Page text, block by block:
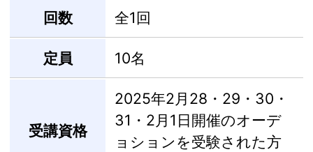
回数 全1回
定員 10名
受講資格
2025年2月28・29・30・
31・2月1日開催のオーデ
ョションを受験された方